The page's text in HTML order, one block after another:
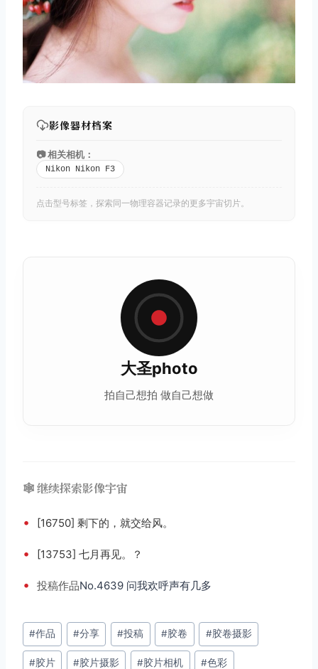
影像器材档案
📷 相关相机：
Nikon Nikon F3
点击型号标签，探索同一物理容器记录的更多宇宙切片。
大圣photo
拍自己想拍 做自己想做
🕸️ 继续探索影像宇宙
• [16750] 剩下的，就交给风。
• [13753] 七月再见。？
• 投稿作品No.4639 问我欢呼声有几多
文
章
标
#作品 #分享 #投稿 #胶卷 #胶卷摄影
#胶片 #胶片摄影 #胶片相机 #色彩